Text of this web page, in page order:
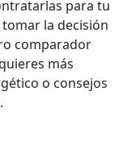
para tu
la decisión
comparador
más
o consejos
.